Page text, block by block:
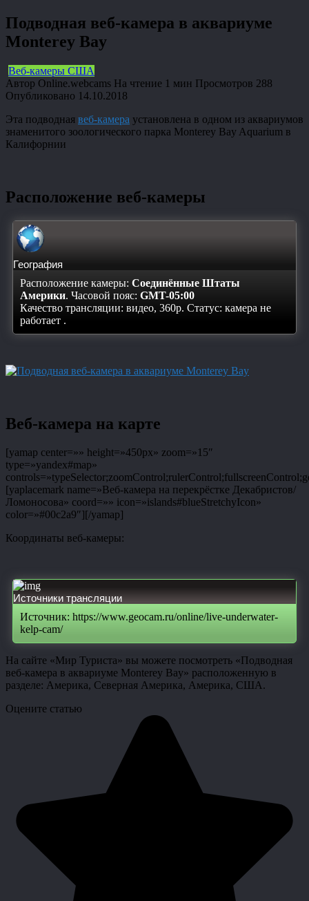
Подводная веб-камера в аквариуме
Monterey Bay
Веб-камеры США
Автор Online.webcams На чтение 1 мин Просмотров 288
Опубликовано 14.10.2018
Эта подводная веб-камера установлена в одном из аквариумов
знаменитого зоологического парка Monterey Bay Aquarium в
Калифорнии
Расположение веб-камеры
География
Расположение камеры: Соединённые Штаты
Америки. Часовой пояс: GMT-05:00
Качество трансляции: видео, 360p. Статус: камера не
работает .
Веб-камера на карте
[yamap center=»» height=»450px» zoom=»15″
type=»yandex#map»
[yaplacemark name=»Веб-камера на перекрёстке Декабристов/
Ломоносова» coord=»» icon=»islands#blueStretchyIcon»
color=»#00c2a9″][/yamap]
Координаты веб-камеры:
Источники трансляции
Источник: https://www.geocam.ru/online/live-underwater-
kelp-cam/
На сайте «Мир Туриста» вы можете посмотреть «Подводная
веб-камера в аквариуме Monterey Bay» расположенную в
разделе: Америка, Северная Америка, Америка, США.
Оцените статью